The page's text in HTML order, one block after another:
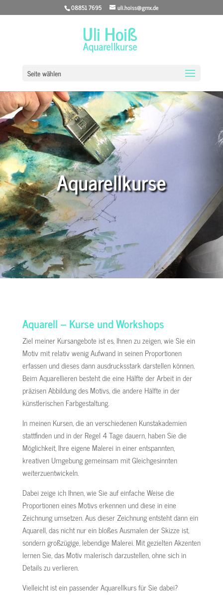
08851 7695 uli.hoiss@gmx.de
Seite wählen
Aquarellkurse
Aquarell – Kurse und Workshops
Ziel meiner Kursangebote ist es, Ihnen zu zeigen, wie Sie ein
Motiv mit relativ wenig Aufwand in seinen Proportionen
erfassen und dieses dann ausdrucksstark darstellen können.
Beim Aquarellieren besteht die eine Hälfte der Arbeit in der
präzisen Abbildung des Motivs, die andere Hälfte in der
künstlerischen Farbgestaltung.
In meinen Kursen, die an verschiedenen Kunstakademien
stattfinden und in der Regel 4 Tage dauern, haben Sie die
Möglichkeit, Ihre eigene Malerei in einer entspannten,
kreativen Umgebung gemeinsam mit Gleichgesinnten
weiterzuentwickeln.
Dabei zeige ich Ihnen, wie Sie auf einfache Weise die
Proportionen eines Motivs erkennen und diese in eine
Zeichnung umsetzen. Aus dieser Zeichnung entsteht dann ein
Aquarell, das nicht nur ein bloßes Ausmalen der Skizze ist,
sondern großzügige, lebendige Malerei. Mit gezielten Akzenten
lernen Sie, das Motiv malerisch darzustellen, ohne sich in
Details zu verlieren.
Vielleicht ist ein passender Aquarellkurs für Sie dabei?